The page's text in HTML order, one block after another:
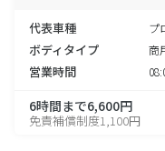
代表車種 プ
ボディタイプ 商
営業時間
6時間まで6,600円
免責補償制度1,100円